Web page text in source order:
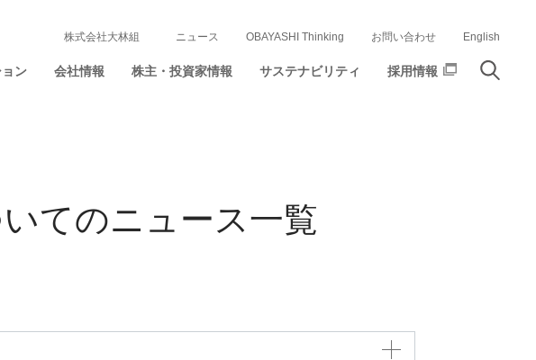
ン 会社情報 株主・投資家情報 サステナビリティ 採用情報
株式会社大林組 ニュース OBAYASHI Thinking お問い合わせ English
てのニュース一覧